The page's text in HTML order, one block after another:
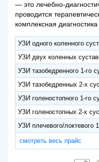
— это лечебно-
проводится
комплексная
УЗИ одного коленного
УЗИ двух коленных
УЗИ тазобедренного 1-го
УЗИ тазобедренных 2-х
УЗИ голеностопного 1-го
УЗИ голеностопных 2-х
УЗИ плечевого/локтевого
смотреть весь прайс